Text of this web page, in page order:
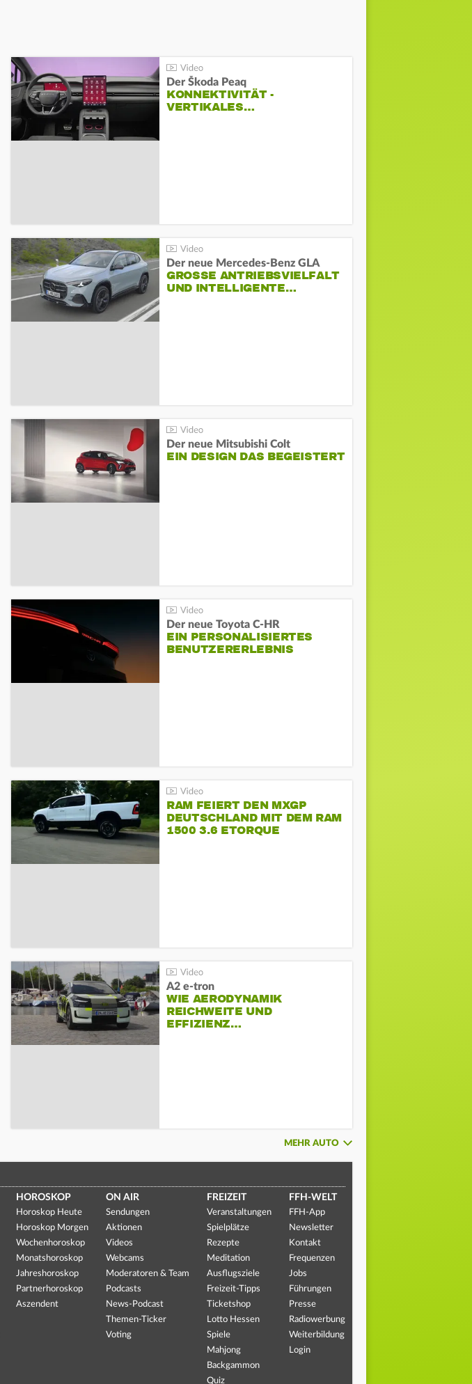
Der Škoda Peaq
KONNEKTIVITÄT -
VERTIKALES…
Der neue Mercedes-Benz GLA
GROSSE ANTRIEBSVIELFALT U
ND INTELLIGENTE…
Der neue Mitsubishi Colt
EIN DESIGN DAS BEGEISTERT
Der neue Toyota C-HR
EIN PERSONALISIERTES
BENUTZERERLEBNIS
RAM FEIERT DEN MXGP
DEUTSCHLAND MIT DEM RAM
1500 3.6 ETORQUE
A2 e-tron
WIE AERODYNAMIK
REICHWEITE UND
EFFIZIENZ…
MEHR AUTO
HOROSKOP
Horoskop Heute
Horoskop Morgen
Wochenhoroskop
Monatshoroskop
Jahreshoroskop
Partnerhoroskop
Aszendent
ON AIR
Sendungen
Aktionen
Videos
Webcams
Moderatoren & Team
Podcasts
News-Podcast
Themen-Ticker
Voting
FREIZEIT
Veranstaltungen
Spielplätze
Rezepte
Meditation
Ausflugsziele
Freizeit-Tipps
Ticketshop
Lotto Hessen
Spiele
Mahjong
Backgammon
Quiz
FFH-WELT
FFH-App
Newsletter
Kontakt
Frequenzen
Jobs
Führungen
Presse
Radiowerbung
Weiterbildung
Login